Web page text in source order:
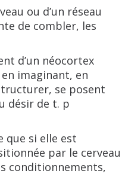
ou d’un réseau
de combler, les
d’un néocortex
imaginant, en
se posent
désir de t. p
que si elle est
par le cerveau
conditionnements,